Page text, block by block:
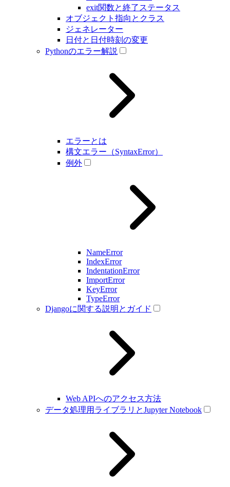
exit関数と終了ステータス
オブジェクト指向とクラス
ジェネレーター
日付と日付時刻の変更
Pythonのエラー解説
エラーとは
構文エラー（SyntaxError）
例外
NameError
IndexError
IndentationError
ImportError
KeyError
TypeError
Djangoに関する説明とガイド
Web APIへのアクセス方法
データ処理用ライブラリとJupyter Notebook